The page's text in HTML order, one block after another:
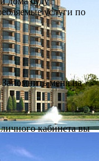
услуги по
Запомнить меня на
кабинета вы